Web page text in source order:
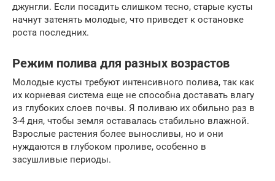
джунгли. Если посадить слишком тесно, старые кусты
начнут затенять молодые, что приведет к остановке
роста последних.
Режим полива для разных возрастов
Молодые кусты требуют интенсивного полива, так как
их корневая система еще не способна доставать влагу
из глубоких слоев почвы. Я поливаю их обильно раз в
3-4 дня, чтобы земля оставалась стабильно влажной.
Взрослые растения более выносливы, но и они
нуждаются в глубоком проливе, особенно в
засушливые периоды.